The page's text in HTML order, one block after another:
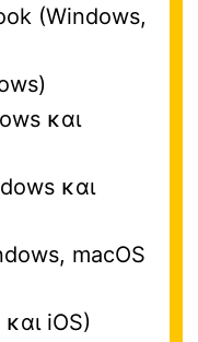
(Windows,
και
και
macOS
iOS)